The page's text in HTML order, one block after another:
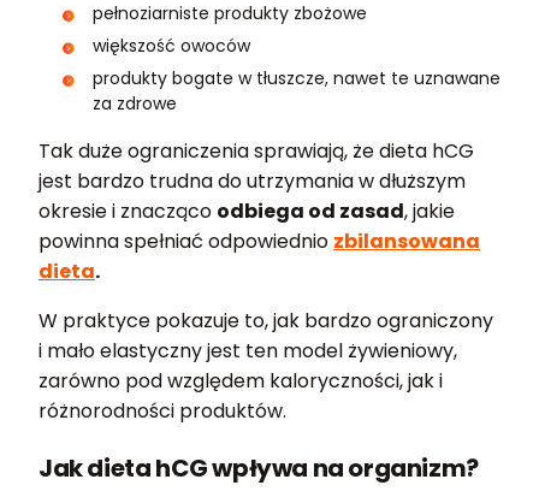
pełnoziarniste produkty zbożowe
większość owoców
produkty bogate w tłuszcze, nawet te uznawane
za zdrowe
Tak duże ograniczenia sprawiają, że dieta hCG
jest bardzo trudna do utrzymania w dłuższym
okresie i znacząco odbiega od zasad, jakie
powinna spełniać odpowiednio zbilansowana
dieta.
W praktyce pokazuje to, jak bardzo ograniczony
i mało elastyczny jest ten model żywieniowy,
zarówno pod względem kaloryczności, jak i
różnorodności produktów.
Jak dieta hCG wpływa na organizm?